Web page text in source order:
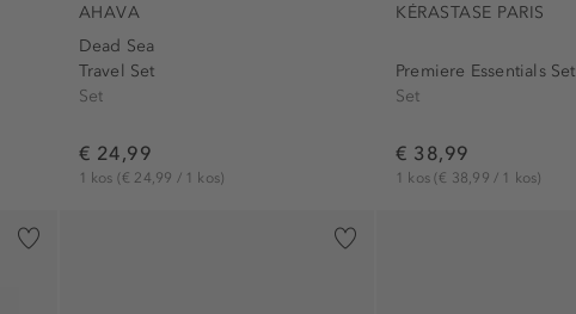
AHAVA
Dead Sea
Travel Set
Set
€ 24,99
1 kos (€ 24,99 / 1 kos)
KÉRASTASE PARIS
Premiere Essentials Set
Set
€ 38,99
1 kos(€ 38,99 / 1 kos)